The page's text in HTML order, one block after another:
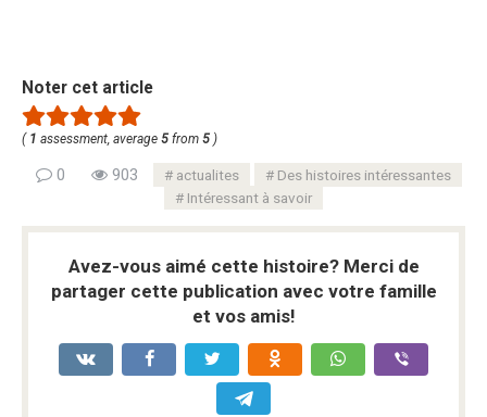
Noter cet article
( 1 assessment, average 5 from 5 )
0 903 actualites
Des histoires intéressantes
Intéressant à savoir
Avez-vous aimé cette histoire? Merci de
partager cette publication avec votre famille
et vos amis!